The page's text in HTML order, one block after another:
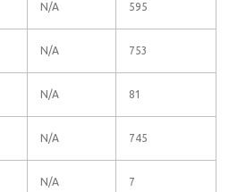
N/A 595
N/A 753
N/A 81
N/A 745
N/A 7